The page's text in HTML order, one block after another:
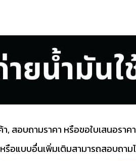
, สอบถามราคา หรือขอใบเสนอรา
รือแบบอื่นเพิ่มเติมสามารถสอบถาม